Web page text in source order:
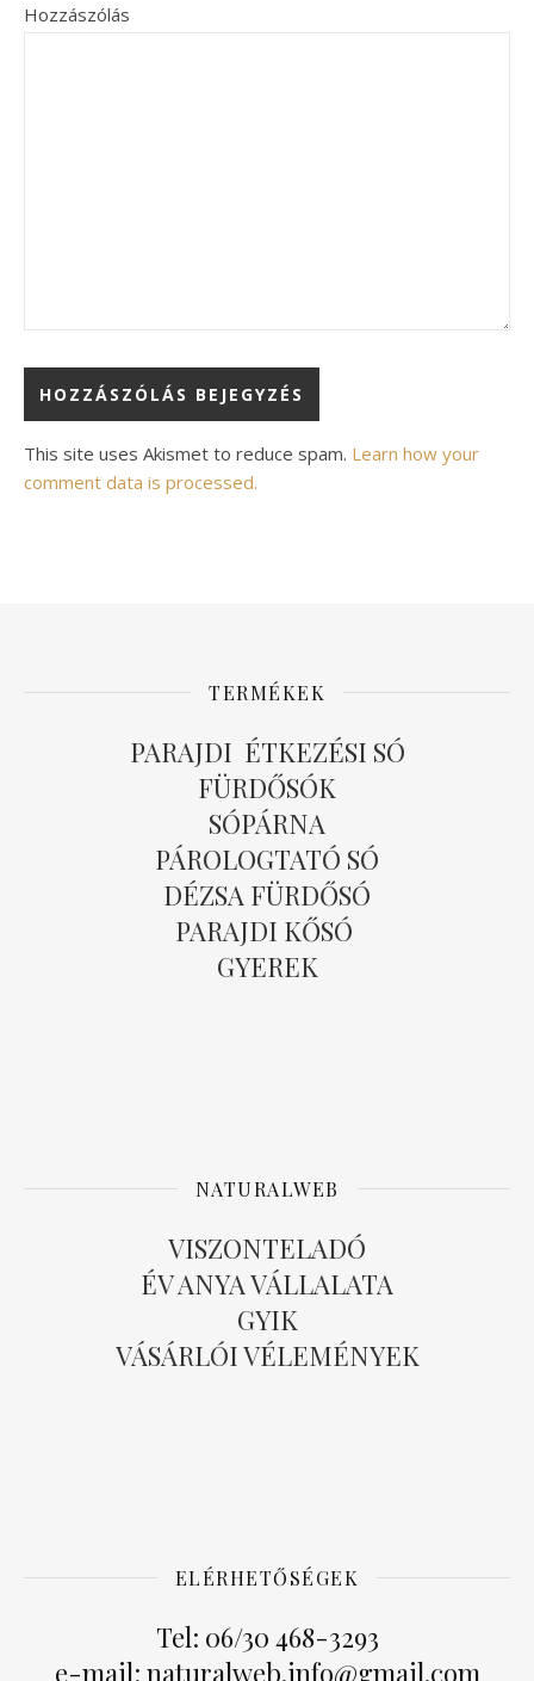
Hozzászólás
Alternative:
This site uses Akismet to reduce spam. Learn how your
comment data is processed.
TERMÉKEK
PARAJDI ÉTKEZÉSI SÓ
FÜRDŐSÓK
SÓPÁRNA
PÁROLOGTATÓ SÓ
DÉZSA FÜRDŐSÓ
PARAJDI KŐSÓ
GYEREK
NATURALWEB
VISZONTELADÓ
ÉV ANYA VÁLLALATA
GYIK
VÁSÁRLÓI VÉLEMÉNYEK
ELÉRHETŐSÉGEK
Tel: 06/30 468-3293
e-mail: naturalweb.info@gmail.com